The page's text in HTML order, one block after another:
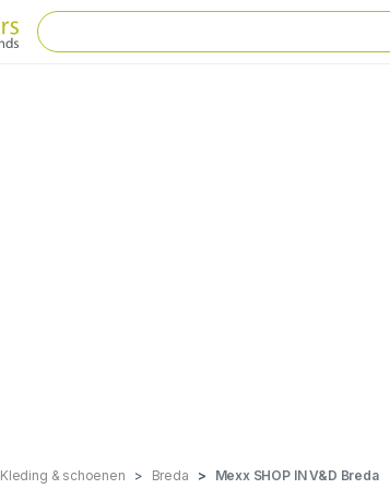
Kleding & schoenen Breda Mexx SHOP IN V&D Breda